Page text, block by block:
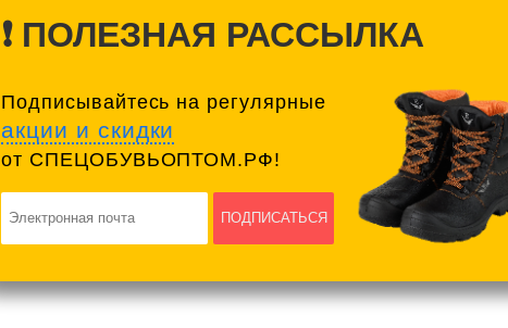
❗️ ПОЛЕЗНАЯ РАССЫЛКА
Подписывайтесь на регулярные
акции и скидки
от СПЕЦОБУВЬОПТОМ.РФ!
ПОДПИСАТЬСЯ